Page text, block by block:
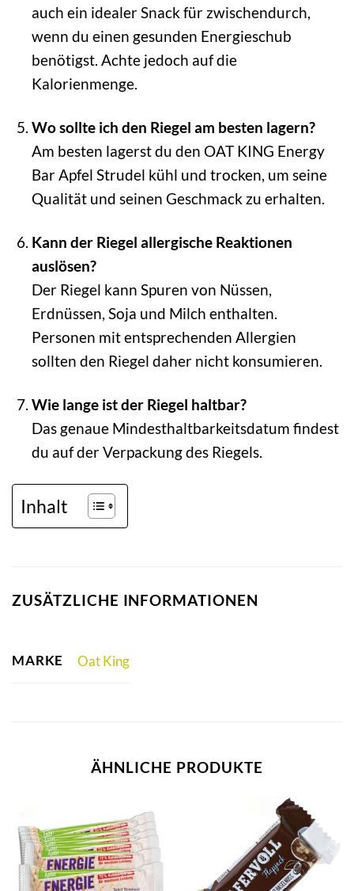
auch ein idealer Snack für zwischendurch,
wenn du einen gesunden Energieschub
benötigst. Achte jedoch auf die
Kalorienmenge.
Wo sollte ich den Riegel am besten lagern?
Am besten lagerst du den OAT KING Energy
Bar Apfel Strudel kühl und trocken, um seine
Qualität und seinen Geschmack zu erhalten.
Kann der Riegel allergische Reaktionen
auslösen?
Der Riegel kann Spuren von Nüssen,
Erdnüssen, Soja und Milch enthalten.
Personen mit entsprechenden Allergien
sollten den Riegel daher nicht konsumieren.
Wie lange ist der Riegel haltbar?
Das genaue Mindesthaltbarkeitsdatum findest
du auf der Verpackung des Riegels.
Inhalt
ZUSÄTZLICHE INFORMATIONEN
MARKE Oat King
ÄHNLICHE PRODUKTE